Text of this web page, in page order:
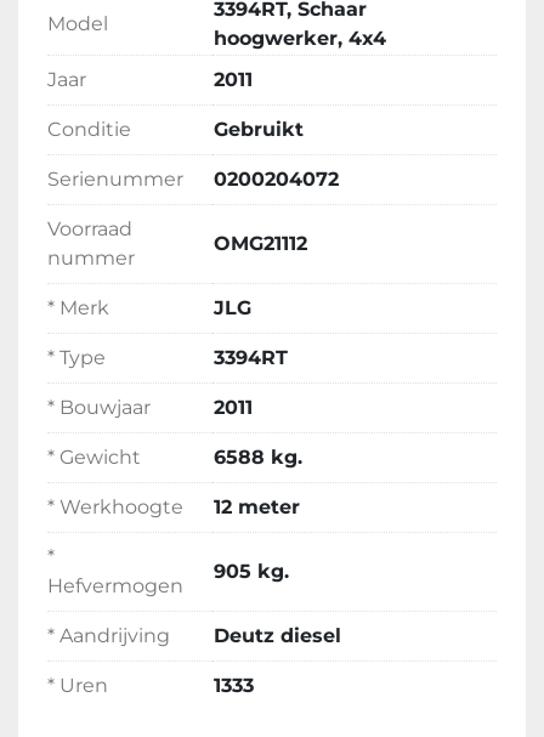
Model
3394RT, Schaar
hoogwerker, 4x4
Jaar
2011
Conditie Gebruikt
Serienummer 0200204072
Voorraad
nummer
OMG21112
* Merk JLG
* Type 3394RT
* Bouwjaar 2011
* Gewicht 6588 kg.
* Werkhoogte 12 meter
*
Hefvermogen
905 kg.
* Aandrijving Deutz diesel
* Uren 1333